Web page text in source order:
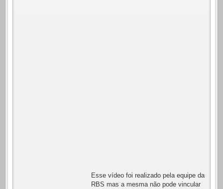
Esse vídeo foi realizado pela equipe da
RBS mas a mesma não pode vincular